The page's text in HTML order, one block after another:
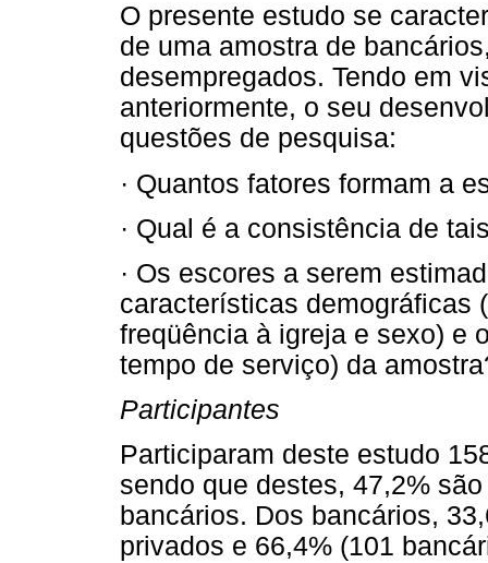
O presente estudo se
de uma amostra de
desempregados. Tendo em
anteriormente, o seu
questões de pesquisa:
· Quantos fatores formam a
· Qual é a consistência de
· Os escores a serem
características demográficas
freqüência à igreja e sexo) e
tempo de serviço) da
Participantes
Participaram deste estudo
sendo que destes, 47,2%
bancários. Dos bancários,
privados e 66,4% (101